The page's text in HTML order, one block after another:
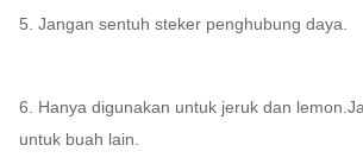
5. Jangan sentuh steker penghubung daya.
6. Hanya digunakan untuk jeruk dan
untuk buah lain.